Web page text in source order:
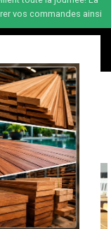
Bois
vos commandes ainsi